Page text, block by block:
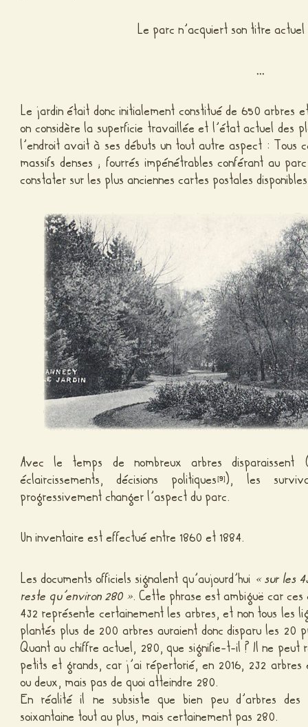
Le parc n’acquiert son titre
…
Le jardin était donc initialement constitué de 650 arbres
on considère la superficie travaillée et l’état actuel des
l’endroit avait à ses débuts un tout autre aspect : Tous
massifs denses ; fourrés impénétrables conférant au
constater sur les plus anciennes cartes postales
Avec le temps de nombreux arbres disparaissent
éclaircissements, décisions politiques[9]), les
progressivement changer l’aspect du parc.
Un inventaire est effectué entre 1860 et 1884.
Les documents officiels signalent qu’aujourd’hui « sur les
reste qu’environ 280 ». Cette phrase est ambiguë car
432 représente certainement les arbres, et non tous les
plantés plus de 200 arbres auraient donc disparu les 20
Quant au chiffre actuel, 280, que signifie-t-il ? Il ne peut
petits et grands, car j’ai répertorié, en 2016, 232
ou deux, mais pas de quoi atteindre 280.
En réalité il ne subsiste que bien peu d’arbres des
soixantaine tout au plus, mais certainement pas 280.